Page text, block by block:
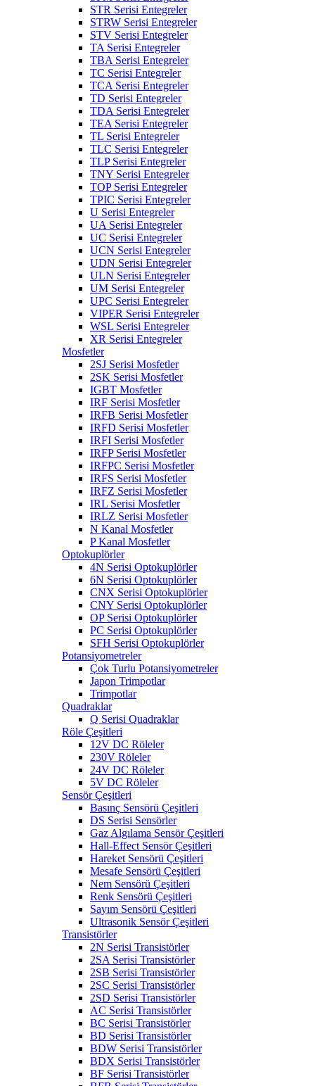
STR Serisi Entegreler
STRW Serisi Entegreler
STV Serisi Entegreler
TA Serisi Entegreler
TBA Serisi Entegreler
TC Serisi Entegreler
TCA Serisi Entegreler
TD Serisi Entegreler
TDA Serisi Entegreler
TEA Serisi Entegreler
TL Serisi Entegreler
TLC Serisi Entegreler
TLP Serisi Entegreler
TNY Serisi Entegreler
TOP Serisi Entegreler
TPIC Serisi Entegreler
U Serisi Entegreler
UA Serisi Entegreler
UC Serisi Entegreler
UCN Serisi Entegreler
UDN Serisi Entegreler
ULN Serisi Entegreler
UM Serisi Entegreler
UPC Serisi Entegreler
VIPER Serisi Entegreler
WSL Serisi Entegreler
XR Serisi Entegreler
Mosfetler
2SJ Serisi Mosfetler
2SK Serisi Mosfetler
IGBT Mosfetler
IRF Serisi Mosfetler
IRFB Serisi Mosfetler
IRFD Serisi Mosfetler
IRFI Serisi Mosfetler
IRFP Serisi Mosfetler
IRFPC Serisi Mosfetler
IRFS Serisi Mosfetler
IRFZ Serisi Mosfetler
IRL Serisi Mosfetler
IRLZ Serisi Mosfetler
N Kanal Mosfetler
P Kanal Mosfetler
Optokuplörler
4N Serisi Optokuplörler
6N Serisi Optokuplörler
CNX Serisi Optokuplörler
CNY Serisi Optokuplörler
OP Serisi Optokuplörler
PC Serisi Optokuplörler
SFH Serisi Optokuplörler
Potansiyometreler
Çok Turlu Potansiyometreler
Japon Trimpotlar
Trimpotlar
Quadraklar
Q Serisi Quadraklar
Röle Çeşitleri
12V DC Röleler
230V Röleler
24V DC Röleler
5V DC Röleler
Sensör Çeşitleri
Basınç Sensörü Çeşitleri
DS Serisi Sensörler
Gaz Algılama Sensör Çeşitleri
Hall-Effect Sensör Çeşitleri
Hareket Sensörü Çeşitleri
Mesafe Sensörü Çeşitleri
Nem Sensörü Çeşitleri
Renk Sensörü Çeşitleri
Sayım Sensörü Çeşitleri
Ultrasonik Sensör Çeşitleri
Transistörler
2N Serisi Transistörler
2SA Serisi Transistörler
2SB Serisi Transistörler
2SC Serisi Transistörler
2SD Serisi Transistörler
AC Serisi Transistörler
BC Serisi Transistörler
BD Serisi Transistörler
BDW Serisi Transistörler
BDX Serisi Transistörler
BF Serisi Transistörler